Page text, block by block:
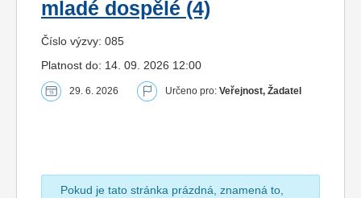
mladé dospělé (4)
Číslo výzvy: 085
Platnost do: 14. 09. 2026 12:00
29. 6. 2026 Určeno pro: Veřejnost, Žadatel
Pokud je tato stránka prázdná, znamená to,